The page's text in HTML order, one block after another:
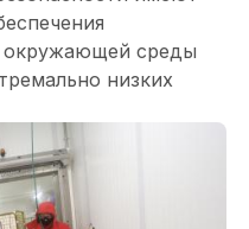
окружающей среды
низких